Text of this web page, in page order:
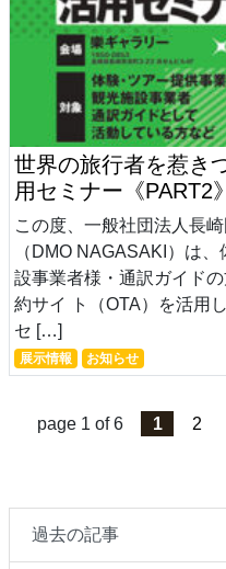
世界の旅行者を惹き
用セミナー《PART2》
この度、一般社団法人長
（DMO NAGASAKI）は
設事業者様・通訳ガイド
約サイ ト（OTA）を活用
セ […]
展示情報 お知らせ
page 1 of 6 1 2
過去の記事